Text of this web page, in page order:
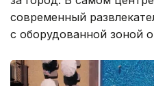
современный
с оборудованной зоной